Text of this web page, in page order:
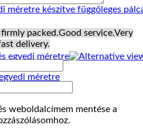
méretre készítve függőleges
méretre
packed.Good service.Very
delivery.
weboldalcímem mentése a